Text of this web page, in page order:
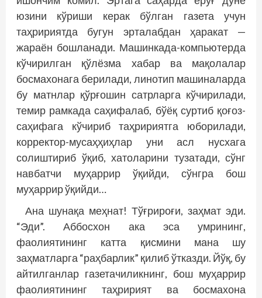
юзини кўриши керак бўлган газета учун
таҳририятда бугун эрталабдан ҳаракат —
жараён бошланади. Машинкада-компьютерда
кўчирилган қўлёзма хабар ва мақолалар
босмахонага берилади, линотип машиналарда
бу матнлар қўрғошин сатрларга кўчирилади,
темир рамкада саҳифалаб, бўёқ суртиб қоғоз-
саҳифага кўчириб таҳририятга юборилади,
корректор-мусаҳҳиҳлар уни асл нусхага
солиштириб ўқиб, хатоларини тузатади, сўнг
навбатчи муҳаррир ўқийди, сўнгра бош
муҳаррир ўқийди…
Ана шунақа меҳнат! Тўғрироғи, заҳмат эди.
“Эди”. Аббосхон ака эса умрининг,
фаолиятининг катта қисмини мана шу
заҳматларга “раҳбарлик” қилиб ўтказди. Йўқ, бу
айтилганлар газетачиликнинг, бош муҳаррир
фаолиятининг таҳририят ва босмахона